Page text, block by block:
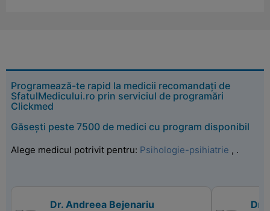
Programează-te rapid la medicii recomandați de
SfatulMedicului.ro prin serviciul de programări
Clickmed
Găsești peste 7500 de medici cu program disponibil
Alege medicul potrivit pentru: Psihologie-psihiatrie , .
Dr. Andreea Bejenariu Dr.